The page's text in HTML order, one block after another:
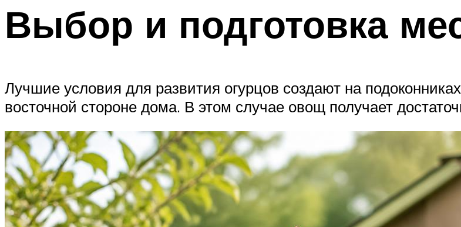
Выбор и подготовка
Лучшие условия для развития огурцов создают на
восточной стороне дома. В этом случае овощ получает